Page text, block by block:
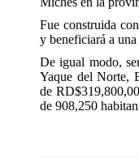
Fue construida
y beneficiará a
De igual modo,
Yaque del Norte,
de
de 908,250